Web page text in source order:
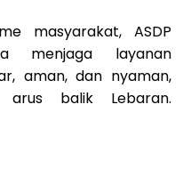
masyarakat, ASDP
menjaga layanan
aman, dan nyaman,
arus balik Lebaran.